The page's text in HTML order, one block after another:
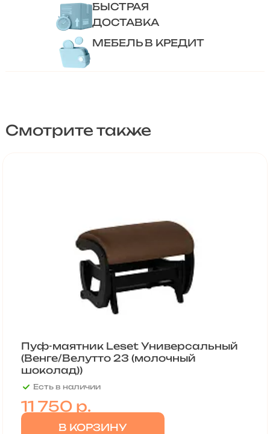
БЫСТРАЯ
ДОСТАВКА
МЕБЕЛЬ В КРЕДИТ
Смотрите также
Пуф-маятник Leset Универсальный
(Венге/Велутто 23 (молочный
шоколад))
Есть в наличии
11 750р.
В КОРЗИНУ